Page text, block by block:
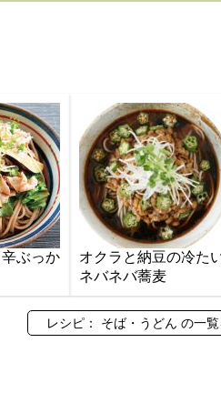
ぶっか
オクラと納豆の冷た
ネバネバ蕎麦
レシピ： そば・うどん の一